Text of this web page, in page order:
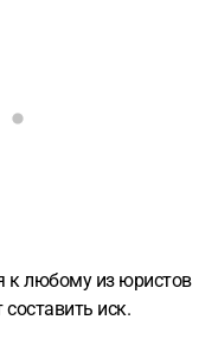
к любому из юристов
иск.